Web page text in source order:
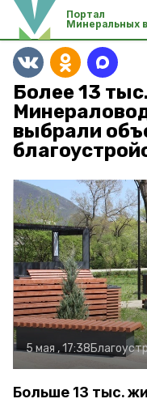
Портал
Минеральных
Более 13
выбрали
5 мая , 17:38
Больше 13 тыс.